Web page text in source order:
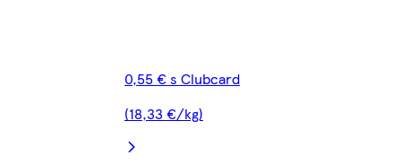
0,55 € s Clubcard
(18,33 €/kg)